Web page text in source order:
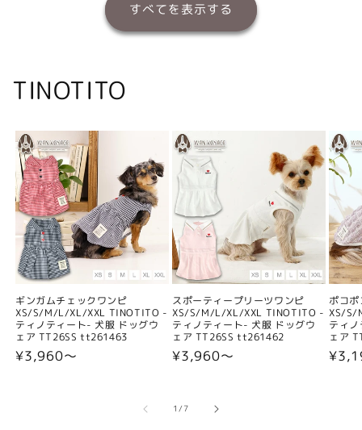
すべてを表示する
TINOTITO
ギンガムチェックワンピ
XS/S/M/L/XL/XXL TINOTITO -
ティノティート- 犬服 ドッグウ
ェア TT26SS tt261463
通
¥3,960〜
スポーティープリーツワンピ
XS/S/M/L/XL/XXL TINOTITO -
ティノティート- 犬服 ドッグウ
ェア TT26SS tt261462
通
格
¥3,960〜
ポコ
XS/S/
ティ
ェア
通
1/の
7